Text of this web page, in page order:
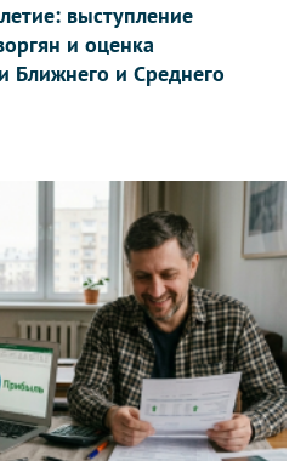
выступление
и оценка
Ближнего и Среднего